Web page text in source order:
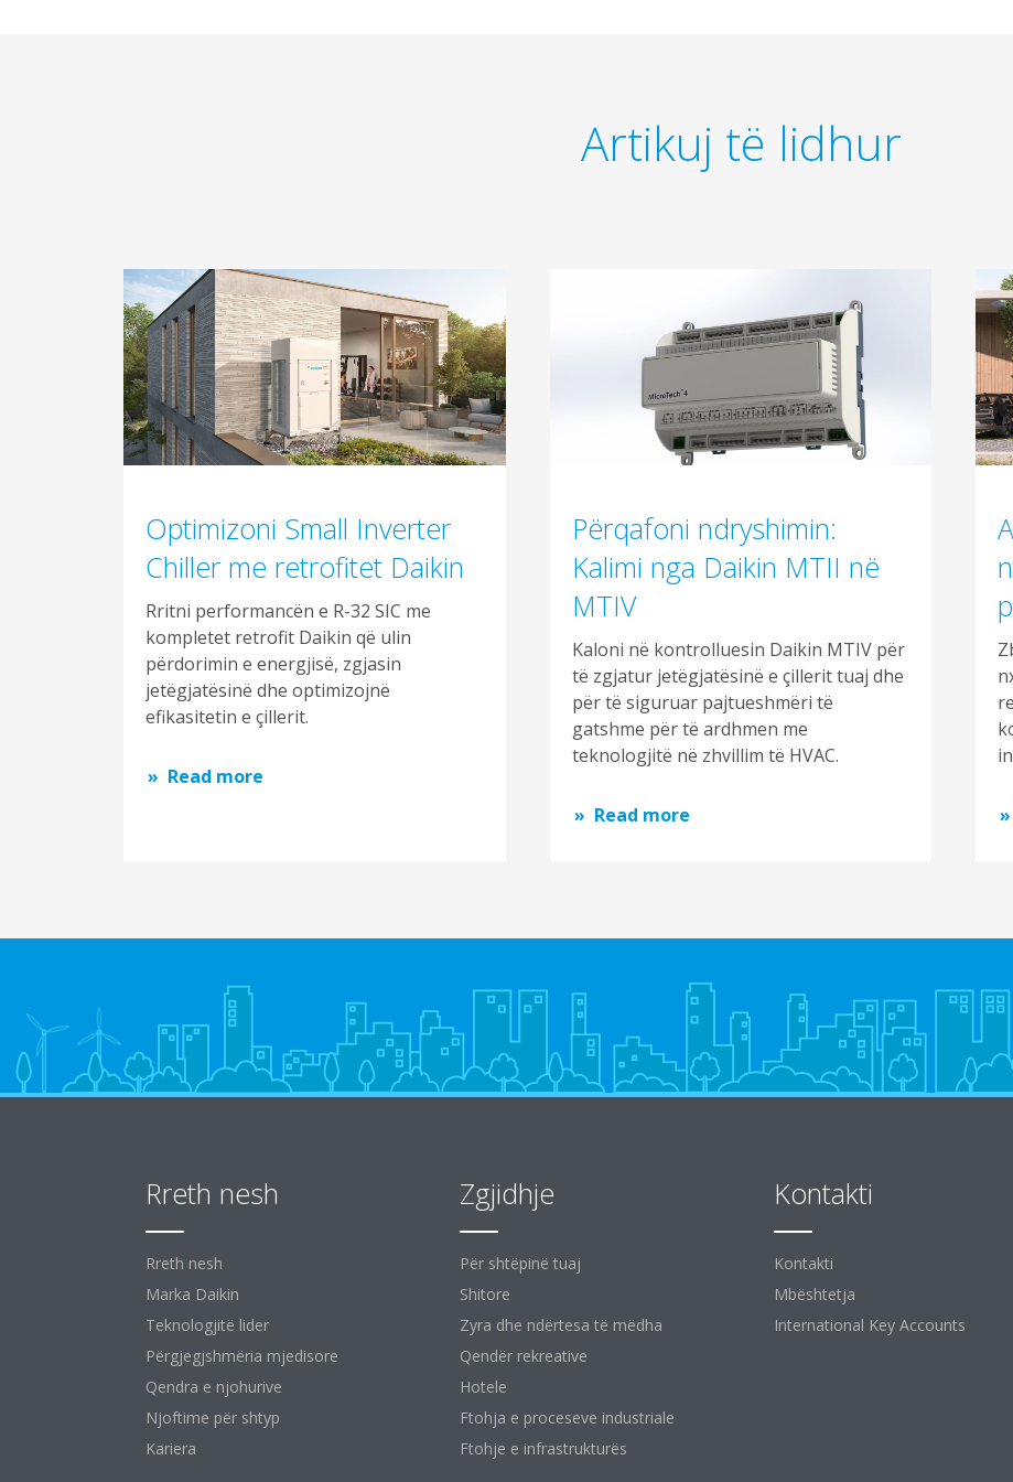
Artikuj të lidhur
Optimizoni Small Inverter
Chiller me retrofitet Daikin
Rritni performancën e R-32 SIC me
kompletet retrofit Daikin që ulin
përdorimin e energjisë, zgjasin
jetëgjatësinë dhe optimizojnë
efikasitetin e çillerit.
Read more
Përqafoni ndryshimin:
Kalimi nga Daikin MTII në
MTIV
Kaloni në kontrolluesin Daikin MTIV për
të zgjatur jetëgjatësinë e çillerit tuaj dhe
për të siguruar pajtueshmëri të
gatshme për të ardhmen me
teknologjitë në zhvillim të HVAC.
Read more
Rreth nesh
Rreth nesh
Marka Daikin
Teknologjitë lider
Përgjegjshmëria mjedisore
Qendra e njohurive
Njoftime për shtyp
Kariera
Zgjidhje
Për shtëpinë tuaj
Shitore
Zyra dhe ndërtesa të mëdha
Qendër rekreative
Hotele
Ftohja e proceseve industriale
Ftohje e infrastrukturës
Kontakti
Kontakti
Mbështetja
International Key Accounts